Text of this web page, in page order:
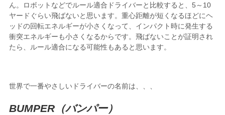
ん。ロボットなどでルール適合ドライバーと比較すると、5～10
ヤードぐらい飛ばないと思います。重心距離が短くなるほどにヘ
ッドの回転エネルギーが小さくなって、インパクト時に発生する
衝突エネルギーも小さくなるからです。飛ばないことが証明され
たら、ルール適合になる可能性もあると思います。
世界で一番やさしいドライバーの名前は、、、
BUMPER（バンパー）